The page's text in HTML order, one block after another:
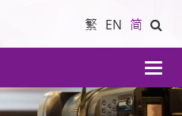
繁 EN 简
導
航